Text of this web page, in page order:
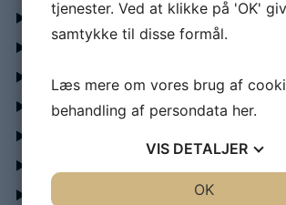
Niveau
Diplomuddannelse – dit
Hvor lang tid tager en
Efteruddannelse på
Introduktion til
tjenester. Ved at klikke på 'OK'
samtykke til disse formål.
Læs mere om vores brug af
behandling af persondata her.
VIS DETALJER
OK